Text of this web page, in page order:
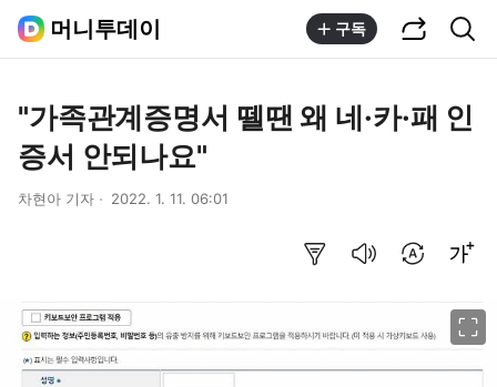
머니투데이 구독
"가족관계증명서 뗄땐 왜 네·카·패 인
증서 안되나요"
차현아 기자 2022. 1. 11. 06:01